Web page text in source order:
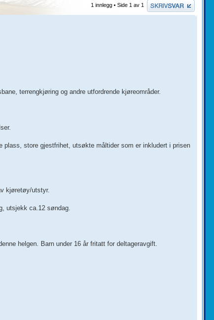
Skriv et svar
1 innlegg • Side 1 av 1
terrengkjøring og andre utfordrende kjøreområder.
store gjestfrihet, utsøkte måltider som er inkludert i prisen
kjøretøy/utstyr.
utsjekk ca.12 søndag.
helgen. Barn under 16 år fritatt for deltageravgift.